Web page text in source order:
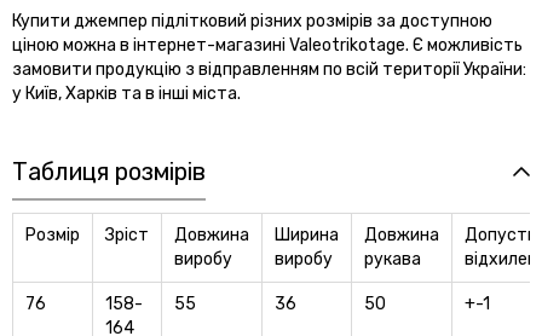
Купити джемпер підлітковий різних розмірів за доступною
ціною можна в інтернет-магазині Valeotrikotage. Є можливість
замовити продукцію з відправленням по всій території України:
у Київ, Харків та в інші міста.
Таблиця розмірів
Розмір Зріст
Довжина
виробу
Ширина
виробу
Довжина
рукава
76
158-
164
55 36 50 +-1